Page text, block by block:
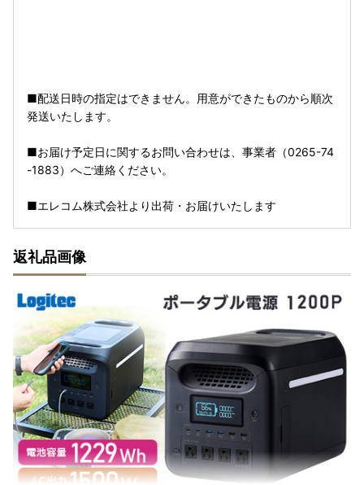
■配送日時の指定はできません。用意ができたものから順次
発送いたします。
■お届け予定日に関するお問い合わせは、事業者（0265-74
-1883）へご連絡ください。
■エレコム株式会社より出荷・お届けいたします
返礼品画像